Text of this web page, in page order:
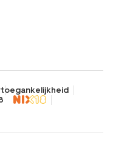
toegankelijkheid